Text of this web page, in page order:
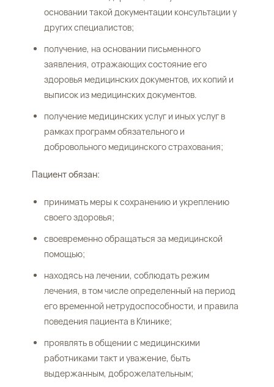
основании такой документации консультации у
других специалистов;
получение, на основании письменного
заявления, отражающих состояние его
здоровья медицинских документов, их копий и
выписок из медицинских документов.
получение медицинских услуг и иных услуг в
рамках программ обязательного и
добровольного медицинского страхования;
Пациент обязан:
принимать меры к сохранению и укреплению
своего здоровья;
своевременно обращаться за медицинской
помощью;
находясь на лечении, соблюдать режим
лечения, в том числе определенный на период
его временной нетрудоспособности, и правила
поведения пациента в Клинике;
проявлять в общении с медицинскими
работниками такт и уважение, быть
выдержанным, доброжелательным;